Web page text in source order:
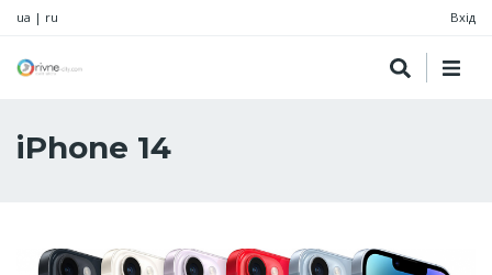
ua | ru Вхід
iPhone 14